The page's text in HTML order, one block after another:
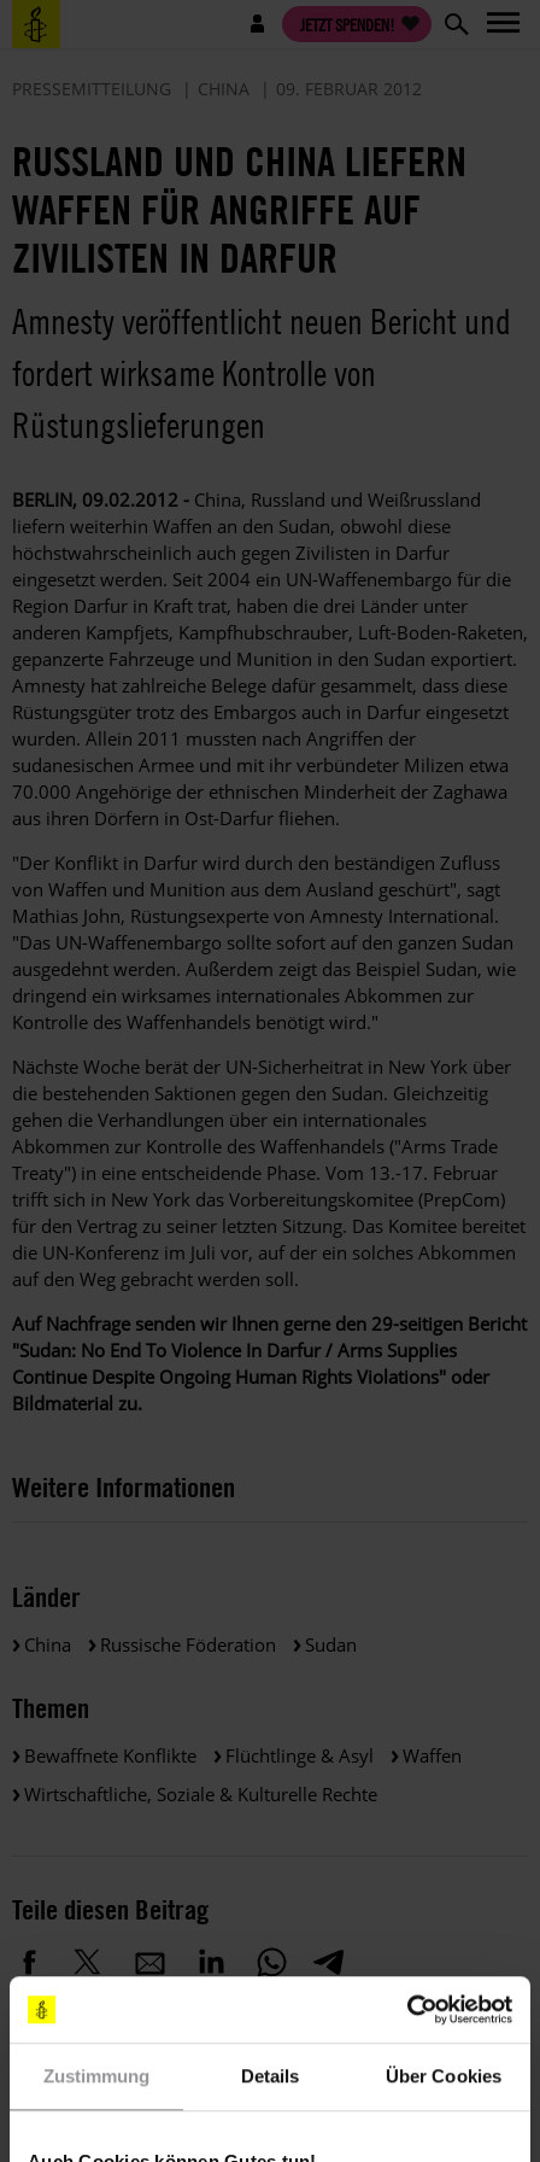
Zustimmung Details Über Cookies
Direkt
zum
Benutzermenü JETZT SPENDEN!
PRESSEMITTEILUNG CHINA 09. FEBRUAR 2012
RUSSLAND UND CHINA LIEFERN
WAFFEN FÜR ANGRIFFE AUF
ZIVILISTEN IN DARFUR
Amnesty veröffentlicht neuen Bericht und
fordert wirksame Kontrolle von
Rüstungslieferungen
BERLIN, 09.02.2012 - China, Russland und Weißrussland
liefern weiterhin Waffen an den Sudan, obwohl diese
höchstwahrscheinlich auch gegen Zivilisten in Darfur
eingesetzt werden. Seit 2004 ein UN-Waffenembargo für die
Region Darfur in Kraft trat, haben die drei Länder unter
anderen Kampfjets, Kampfhubschrauber, Luft-Boden-Raketen,
gepanzerte Fahrzeuge und Munition in den Sudan exportiert.
Amnesty hat zahlreiche Belege dafür gesammelt, dass diese
Rüstungsgüter trotz des Embargos auch in Darfur eingesetzt
wurden. Allein 2011 mussten nach Angriffen der
sudanesischen Armee und mit ihr verbündeter Milizen etwa
70.000 Angehörige der ethnischen Minderheit der Zaghawa
aus ihren Dörfern in Ost-Darfur fliehen.
"Der Konflikt in Darfur wird durch den beständigen Zufluss
von Waffen und Munition aus dem Ausland geschürt", sagt
Mathias John, Rüstungsexperte von Amnesty International.
"Das UN-Waffenembargo sollte sofort auf den ganzen Sudan
ausgedehnt werden. Außerdem zeigt das Beispiel Sudan, wie
dringend ein wirksames internationales Abkommen zur
Kontrolle des Waffenhandels benötigt wird."
Nächste Woche berät der UN-Sicherheitrat in New York über
die bestehenden Saktionen gegen den Sudan. Gleichzeitig
gehen die Verhandlungen über ein internationales
Abkommen zur Kontrolle des Waffenhandels ("Arms Trade
Treaty") in eine entscheidende Phase. Vom 13.-17. Februar
trifft sich in New York das Vorbereitungskomitee (PrepCom)
für den Vertrag zu seiner letzten Sitzung. Das Komitee bereitet
die UN-Konferenz im Juli vor, auf der ein solches Abkommen
auf den Weg gebracht werden soll.
Auf Nachfrage senden wir Ihnen gerne den 29-seitigen Bericht
"Sudan: No End To Violence In Darfur / Arms Supplies
Continue Despite Ongoing Human Rights Violations" oder
Bildmaterial zu.
Weitere Informationen
Länder
China Russische Föderation Sudan
Themen
Bewaffnete Konflikte Flüchtlinge & Asyl
Waffen
Wirtschaftliche, Soziale & Kulturelle Rechte
Teile diesen Beitrag